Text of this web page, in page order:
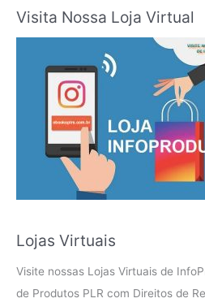
Visita Nossa Loja Virtual
Lojas Virtuais
Visite nossas Lojas Virtuais de
de Produtos PLR com Direitos de